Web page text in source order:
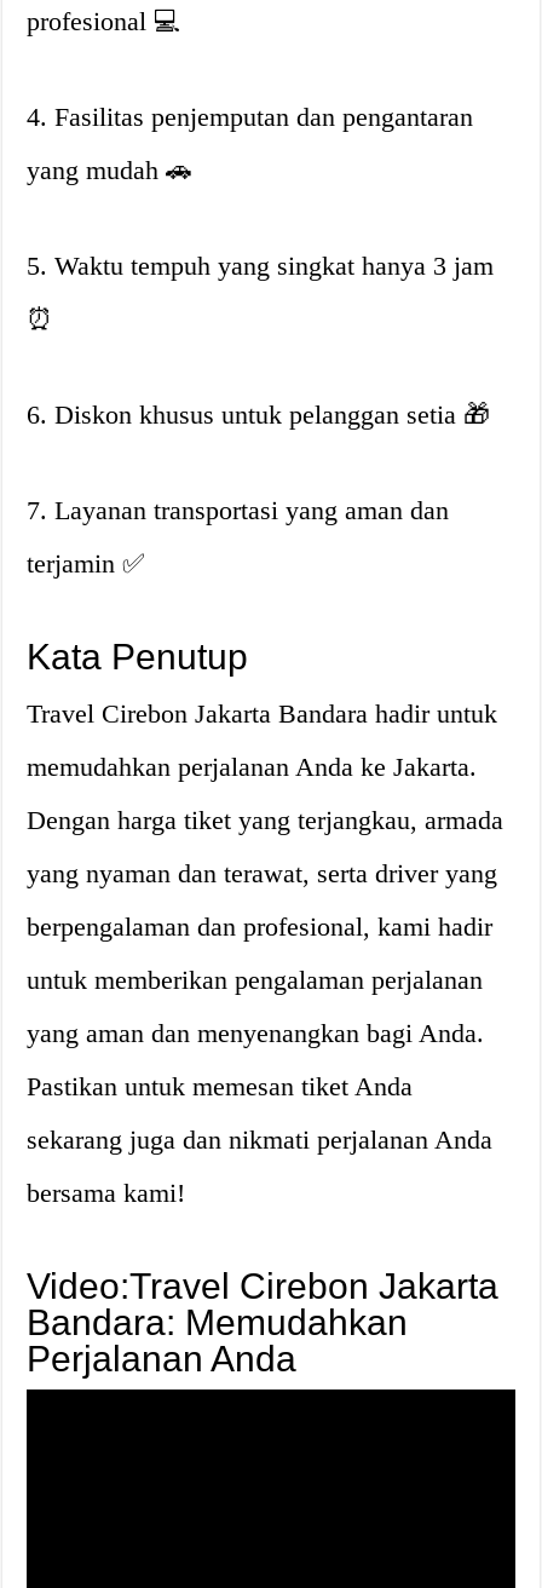
profesional 💻
4. Fasilitas penjemputan dan pengantaran
yang mudah🚗
5. Waktu tempuh yang singkat hanya 3 jam
⏰
6. Diskon khusus untuk pelanggan setia 🎁
7. Layanan transportasi yang aman dan
terjamin✅
Kata Penutup
Travel Cirebon Jakarta Bandara hadir untuk
memudahkan perjalanan Anda ke Jakarta.
Dengan harga tiket yang terjangkau, armada
yang nyaman dan terawat, serta driver yang
berpengalaman dan profesional, kami hadir
untuk memberikan pengalaman perjalanan
yang aman dan menyenangkan bagi Anda.
Pastikan untuk memesan tiket Anda
sekarang juga dan nikmati perjalanan Anda
bersama kami!
Video:Travel Cirebon Jakarta
Bandara: Memudahkan
Perjalanan Anda